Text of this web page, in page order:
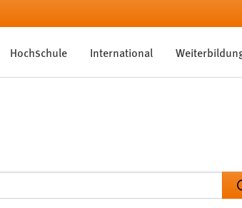
Hochschule International